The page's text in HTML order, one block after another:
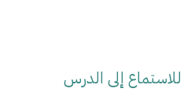
للاستماع إلى الدرس